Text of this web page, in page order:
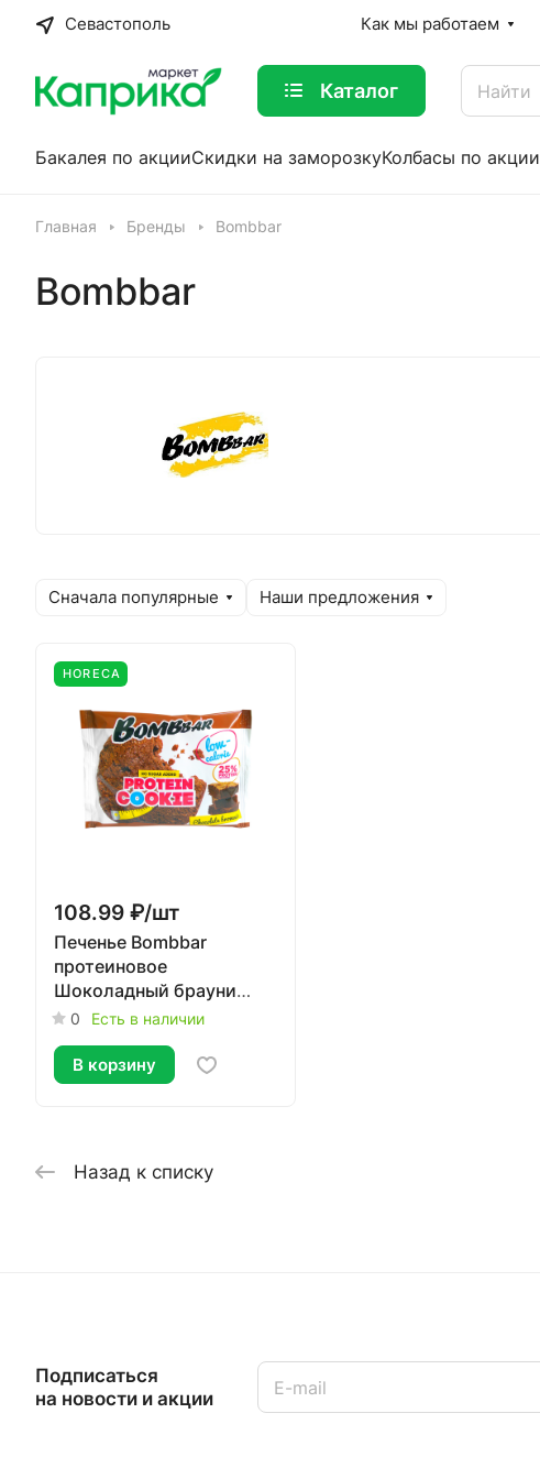
Севастополь Как мы работаем
Каталог
Бакалея по акцииСкидки на заморозкуКолбасы по акции
Главная Бренды Bombbar
Bombbar
Сначала популярные Наши предложения
HORECA
108.99 ₽/шт
Печенье Bombbar
протеиновое
Шоколадный брауни
низкокалорийное 40г
0 Есть в наличии
В корзину
Назад к списку
Подписаться
на новости и акции